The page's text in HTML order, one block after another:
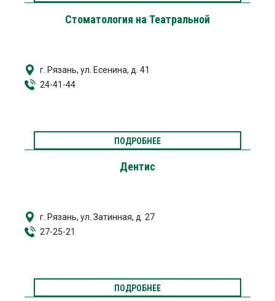
Стоматология на Театральной
г. Рязань, ул. Есенина, д. 41
24-41-44
ПОДРОБНЕЕ
Дентис
г. Рязань, ул. Затинная, д. 27
27-25-21
ПОДРОБНЕЕ